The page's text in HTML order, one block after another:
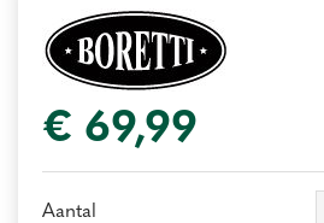
€ 69,99
Aantal